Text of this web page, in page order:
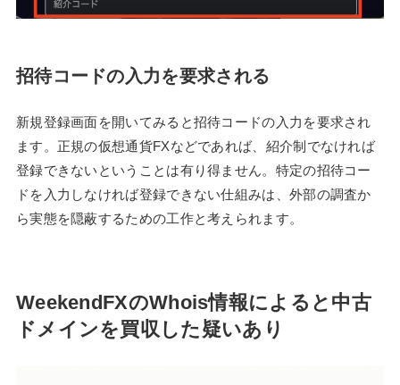
招待コードの入力を要求される
新規登録画面を開いてみると招待コードの入力を要求され
ます。正規の仮想通貨FXなどであれば、紹介制でなければ
登録できないということは有り得ません。特定の招待コー
ドを入力しなければ登録できない仕組みは、外部の調査か
ら実態を隠蔽するための工作と考えられます。
WeekendFXのWhois情報によると中古
ドメインを買収した疑いあり